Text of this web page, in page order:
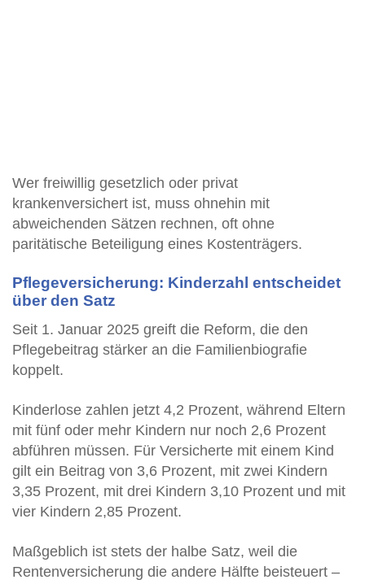
Wer freiwillig gesetzlich oder privat
krankenversichert ist, muss ohnehin mit
abweichenden Sätzen rechnen, oft ohne
paritätische Beteiligung eines Kostenträgers.
Pflegeversicherung: Kinderzahl entscheidet
über den Satz
Seit 1. Januar 2025 greift die Reform, die den
Pflegebeitrag stärker an die Familienbiografie
koppelt.
Kinderlose zahlen jetzt 4,2 Prozent, während Eltern
mit fünf oder mehr Kindern nur noch 2,6 Prozent
abführen müssen. Für Versicherte mit einem Kind
gilt ein Beitrag von 3,6 Prozent, mit zwei Kindern
3,35 Prozent, mit drei Kindern 3,10 Prozent und mit
vier Kindern 2,85 Prozent.
Maßgeblich ist stets der halbe Satz, weil die
Rentenversicherung die andere Hälfte beisteuert –